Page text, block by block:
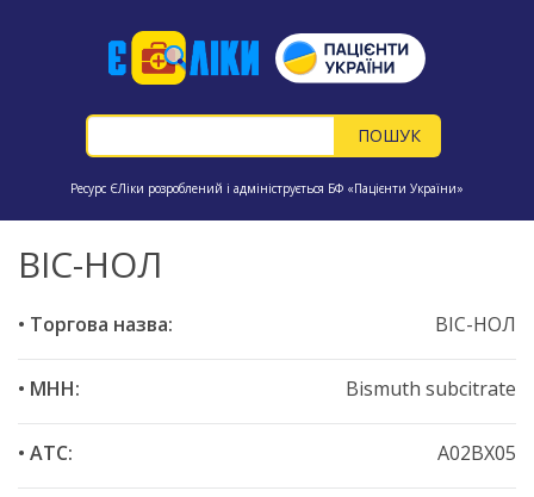
Ресурс ЄЛіки розроблений і адмініструється БФ «Пацієнти України»
ВІС-НОЛ
• Торгова назва: ВІС-НОЛ
• МНН: Bismuth subcitrate
• ATC: A02BX05